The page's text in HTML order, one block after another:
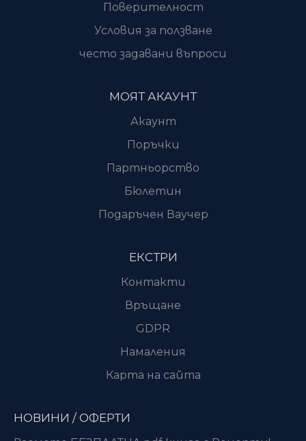
Поверителност
Условия за ползване
често задавани въпроси
МОЯТ АКАУНТ
Акаунт
Поръчки
Партньорство
Бюлетин
Подаръчен Ваучер
ЕКСТРИ
Контакти
Връщане
GDPR
Намаления
Карта на сайта
НОВИНИ / ОФЕРТИ